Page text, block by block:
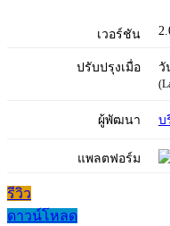
เวอร์ชัน
ปรับปรุงเมื่อ วั
ผู้พัฒนา บ
แพลตฟอร์ม
รีวิว
ดาวน์โหลด